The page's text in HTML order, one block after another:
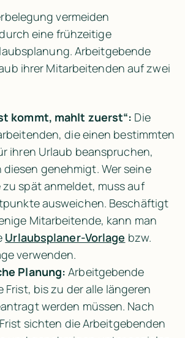
vermeiden
eine frühzeitige
Arbeitgebende
ihrer Mitarbeitenden auf zwei
kommt, mahlt zuerst“: Die
die einen bestimmten
ihren Urlaub beanspruchen,
diesen genehmigt. Wer seine
spät anmeldet, muss auf
ausweichen. Beschäftigt
Mitarbeitende, kann man
Urlaubsplaner-Vorlage bzw.
verwenden.
Planung: Arbeitgebende
Frist, bis zu der alle längeren
werden müssen. Nach
sichten die Arbeitgebenden